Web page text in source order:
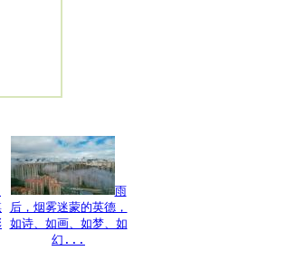
雨
后，烟雾迷蒙的英德，
如诗、如画、如梦、如
幻...